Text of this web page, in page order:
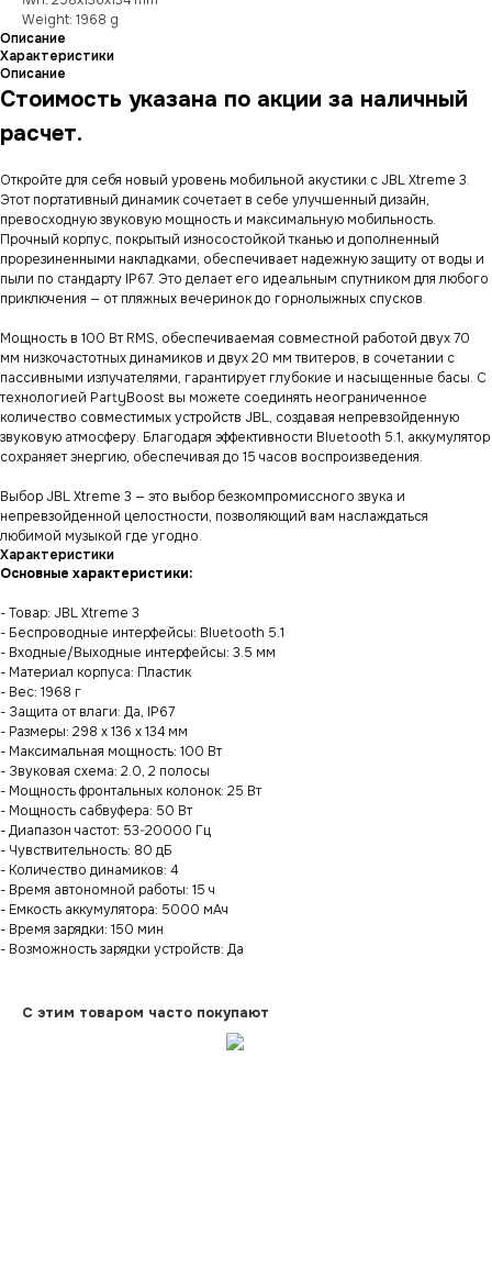
Weight: 1968 g
Описание
Характеристики
Описание
Стоимость указана по акции за наличный
расчет.
Откройте для себя новый уровень мобильной акустики с JBL Xtreme 3.
Этот портативный динамик сочетает в себе улучшенный дизайн,
превосходную звуковую мощность и максимальную мобильность.
Прочный корпус, покрытый износостойкой тканью и дополненный
прорезиненными накладками, обеспечивает надежную защиту от воды и
пыли по стандарту IP67. Это делает его идеальным спутником для любого
приключения — от пляжных вечеринок до горнолыжных спусков.
Мощность в 100 Вт RMS, обеспечиваемая совместной работой двух 70
мм низкочастотных динамиков и двух 20 мм твитеров, в сочетании с
пассивными излучателями, гарантирует глубокие и насыщенные басы. С
технологией PartyBoost вы можете соединять неограниченное
количество совместимых устройств JBL, создавая непревзойденную
звуковую атмосферу. Благодаря эффективности Bluetooth 5.1, аккумулятор
сохраняет энергию, обеспечивая до 15 часов воспроизведения.
Выбор JBL Xtreme 3 — это выбор безкомпромиссного звука и
непревзойденной целостности, позволяющий вам наслаждаться
любимой музыкой где угодно.
Характеристики
Основные характеристики:
- Товар: JBL Xtreme 3
- Беспроводные интерфейсы: Bluetooth 5.1
- Входные/Выходные интерфейсы: 3.5 мм
- Материал корпуса: Пластик
- Вес: 1968 г
- Защита от влаги: Да, IP67
- Размеры: 298 x 136 x 134 мм
- Максимальная мощность: 100 Вт
- Звуковая схема: 2.0, 2 полосы
- Мощность фронтальных колонок: 25 Вт
- Мощность сабвуфера: 50 Вт
- Диапазон частот: 53-20000 Гц
- Чувствительность: 80 дБ
- Количество динамиков: 4
- Время автономной работы: 15 ч
- Емкость аккумулятора: 5000 мАч
- Время зарядки: 150 мин
- Возможность зарядки устройств: Да
С этим товаром часто покупают